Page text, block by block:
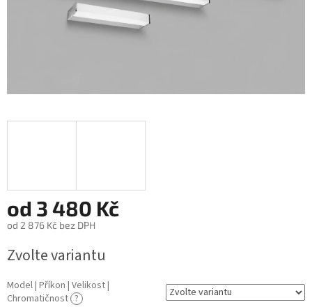
od 3 480 Kč
od 2 876 Kč bez DPH
cena:
Zvolte variantu
Model | Příkon | Velikost |
Chromatičnost ?